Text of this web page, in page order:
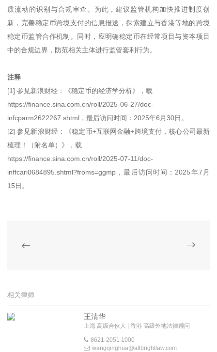
质流动的识别与合规审查。为此，建议监管机构加快推进制度创
新，完善稳定币跨境支付的信息报送，探索建立与香港等地的跨境
稳定币监管合作机制。同时，应明确稳定币在经常项目与资本项目
中的合规边界，防范相关主体进行监管套利行为。
注释
[1] 参见新浪财经：《稳定币的经济学分析》，载
https://finance.sina.com.cn/roll/2025-06-27/doc-
infcparm2622267.shtml，最后访问时间：2025年6月30日。
[2] 参见新浪财经：《稳定币+互联网金融+跨境支付，核心公司最新
梳理！（附名单）》，载
https://finance.sina.com.cn/roll/2025-07-11/doc-
inffcari0684895.shtml?froms=ggmp，最后访问时间：2025年7月
15日。
相关律师
王清华
上海 高级合伙人 | 香港 高级外地法律顾问
8621-2051 1000
wangqinghua@allbrightlaw.com